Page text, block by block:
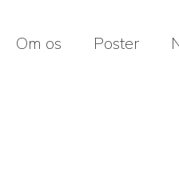
Om os Poster